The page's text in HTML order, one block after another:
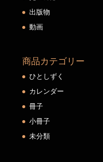
出版物
動画
商品カテゴリー
ひとしずく
カレンダー
冊子
小冊子
未分類